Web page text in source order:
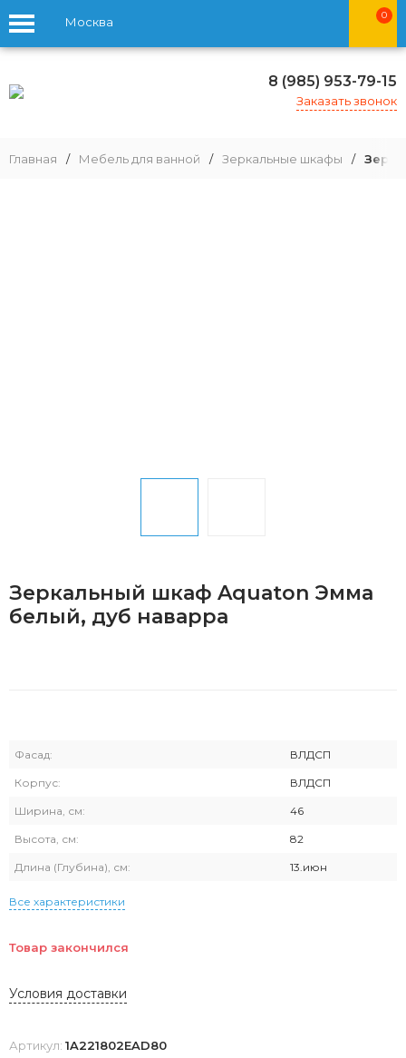
Москва 0
8 (985) 953-79-15
Заказать звонок
Главная / Мебель для ванной / Зеркальные шкафы /
Зеркальный шкаф Aquaton Эмма
белый, дуб наварра
Фасад: ВЛДСП
Корпус: ВЛДСП
Ширина, см: 46
Высота, см: 82
Длина (Глубина), см: 13.июн
Все характеристики
Товар закончился
Условия доставки
Артикул: 1A221802EAD80